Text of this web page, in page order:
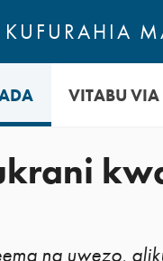
KUFURAHIA
VITABU
na uwezo,